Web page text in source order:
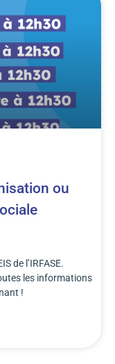
ou
de l’IRFASE.
les informations
!